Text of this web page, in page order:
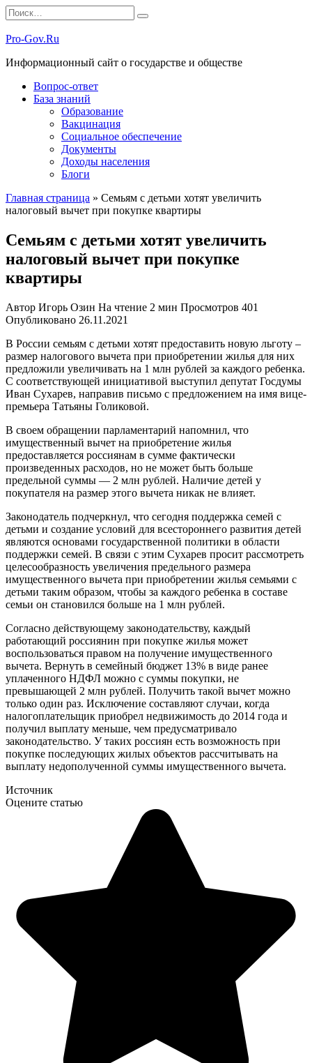
Перейти
к
содержанию
Search
for:
Pro-Gov.Ru
Информационный сайт о государстве и обществе
Вопрос-ответ
База знаний
Образование
Вакцинация
Социальное обеспечение
Документы
Доходы населения
Блоги
Главная страница » Семьям с детьми хотят увеличить
налоговый вычет при покупке квартиры
Семьям с детьми хотят увеличить
налоговый вычет при покупке
квартиры
Автор Игорь Озин На чтение 2 мин Просмотров 401
Опубликовано 26.11.2021
В России семьям с детьми хотят предоставить новую льготу –
размер налогового вычета при приобретении жилья для них
предложили увеличивать на 1 млн рублей за каждого ребенка.
С соответствующей инициативой выступил депутат Госдумы
Иван Сухарев, направив письмо с предложением на имя вице-
премьера Татьяны Голиковой.
В своем обращении парламентарий напомнил, что
имущественный вычет на приобретение жилья
предоставляется россиянам в сумме фактически
произведенных расходов, но не может быть больше
предельной суммы — 2 млн рублей. Наличие детей у
покупателя на размер этого вычета никак не влияет.
Законодатель подчеркнул, что сегодня поддержка семей с
детьми и создание условий для всестороннего развития детей
являются основами государственной политики в области
поддержки семей. В связи с этим Сухарев просит рассмотреть
целесообразность увеличения предельного размера
имущественного вычета при приобретении жилья семьями с
детьми таким образом, чтобы за каждого ребенка в составе
семьи он становился больше на 1 млн рублей.
Согласно действующему законодательству, каждый
работающий россиянин при покупке жилья может
воспользоваться правом на получение имущественного
вычета. Вернуть в семейный бюджет 13% в виде ранее
уплаченного НДФЛ можно с суммы покупки, не
превышающей 2 млн рублей. Получить такой вычет можно
только один раз. Исключение составляют случаи, когда
налогоплательщик приобрел недвижимость до 2014 года и
получил выплату меньше, чем предусматривало
законодательство. У таких россиян есть возможность при
покупке последующих жилых объектов рассчитывать на
выплату недополученной суммы имущественного вычета.
Источник
Оцените статью